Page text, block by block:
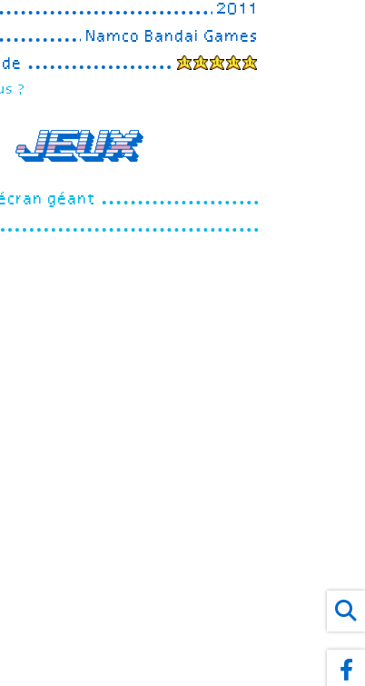
2011
Namco Bandai Games
?
jeux
géant